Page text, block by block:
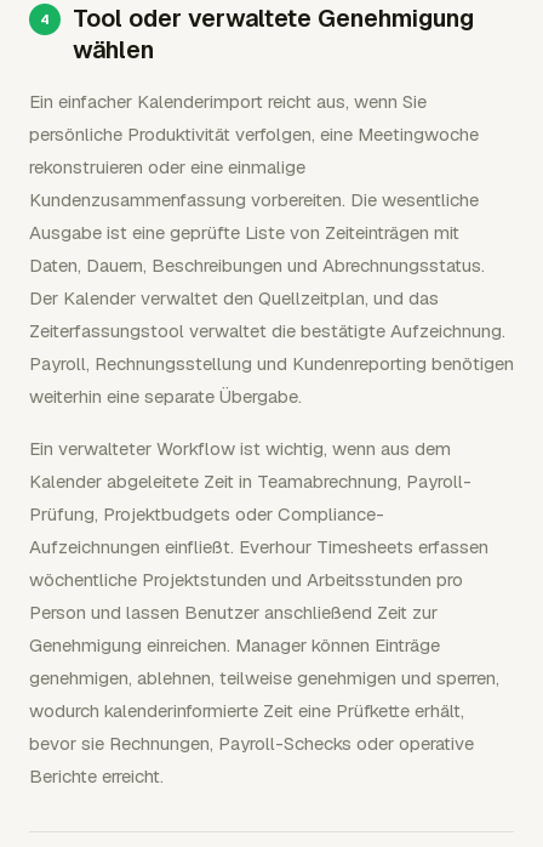
Tool oder verwaltete Genehmigung
wählen
Ein einfacher Kalenderimport reicht aus, wenn Sie
persönliche Produktivität verfolgen, eine Meetingwoche
rekonstruieren oder eine einmalige
Kundenzusammenfassung vorbereiten. Die wesentliche
Ausgabe ist eine geprüfte Liste von Zeiteinträgen mit
Daten, Dauern, Beschreibungen und Abrechnungsstatus.
Der Kalender verwaltet den Quellzeitplan, und das
Zeiterfassungstool verwaltet die bestätigte Aufzeichnung.
Payroll, Rechnungsstellung und Kundenreporting benötigen
weiterhin eine separate Übergabe.
Ein verwalteter Workflow ist wichtig, wenn aus dem
Kalender abgeleitete Zeit in Teamabrechnung, Payroll-
Prüfung, Projektbudgets oder Compliance-
Aufzeichnungen einfließt. Everhour Timesheets erfassen
wöchentliche Projektstunden und Arbeitsstunden pro
Person und lassen Benutzer anschließend Zeit zur
Genehmigung einreichen. Manager können Einträge
genehmigen, ablehnen, teilweise genehmigen und sperren,
wodurch kalenderinformierte Zeit eine Prüfkette erhält,
bevor sie Rechnungen, Payroll-Schecks oder operative
Berichte erreicht.